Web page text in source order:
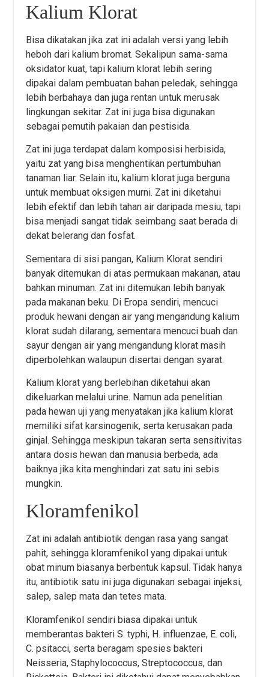
Kalium Klorat
Bisa dikatakan jika zat ini adalah versi yang lebih
heboh dari kalium bromat. Sekalipun sama-sama
oksidator kuat, tapi kalium klorat lebih sering
dipakai dalam pembuatan bahan peledak, sehingga
lebih berbahaya dan juga rentan untuk merusak
lingkungan sekitar. Zat ini juga bisa digunakan
sebagai pemutih pakaian dan pestisida.
Zat ini juga terdapat dalam komposisi herbisida,
yaitu zat yang bisa menghentikan pertumbuhan
tanaman liar. Selain itu, kalium klorat juga berguna
untuk membuat oksigen murni. Zat ini diketahui
lebih efektif dan lebih tahan air daripada mesiu, tapi
bisa menjadi sangat tidak seimbang saat berada di
dekat belerang dan fosfat.
Sementara di sisi pangan, Kalium Klorat sendiri
banyak ditemukan di atas permukaan makanan, atau
bahkan minuman. Zat ini ditemukan lebih banyak
pada makanan beku. Di Eropa sendiri, mencuci
produk hewani dengan air yang mengandung kalium
klorat sudah dilarang, sementara mencuci buah dan
sayur dengan air yang mengandung klorat masih
diperbolehkan walaupun disertai dengan syarat.
Kalium klorat yang berlebihan diketahui akan
dikeluarkan melalui urine. Namun ada penelitian
pada hewan uji yang menyatakan jika kalium klorat
memiliki sifat karsinogenik, serta kerusakan pada
ginjal. Sehingga meskipun takaran serta sensitivitas
antara dosis hewan dan manusia berbeda, ada
baiknya jika kita menghindari zat satu ini sebis
mungkin.
Kloramfenikol
Zat ini adalah antibiotik dengan rasa yang sangat
pahit, sehingga kloramfenikol yang dipakai untuk
obat minum biasanya berbentuk kapsul. Tidak hanya
itu, antibiotik satu ini juga digunakan sebagai injeksi,
salep, salep mata dan tetes mata.
Kloramfenikol sendiri biasa dipakai untuk
memberantas bakteri S. typhi, H. influenzae, E. coli,
C. psitacci, serta beragam spesies bakteri
Neisseria, Staphylococcus, Streptococcus, dan